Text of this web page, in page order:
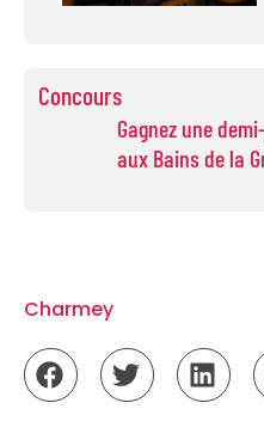
Concours
Gagnez une
aux Bains de la
Charmey